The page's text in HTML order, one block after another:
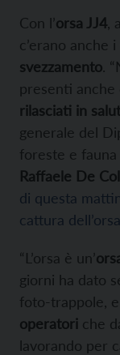
Con l’orsa JJ4
c’erano anche i
svezzamento.
presenti
rilasciati in
generale del
foreste e fauna
Raffaele De Col
di questa
cattura dell’orsa
“L’orsa è un’
giorni ha dato
foto-trappole,
operatori che
lavorando per